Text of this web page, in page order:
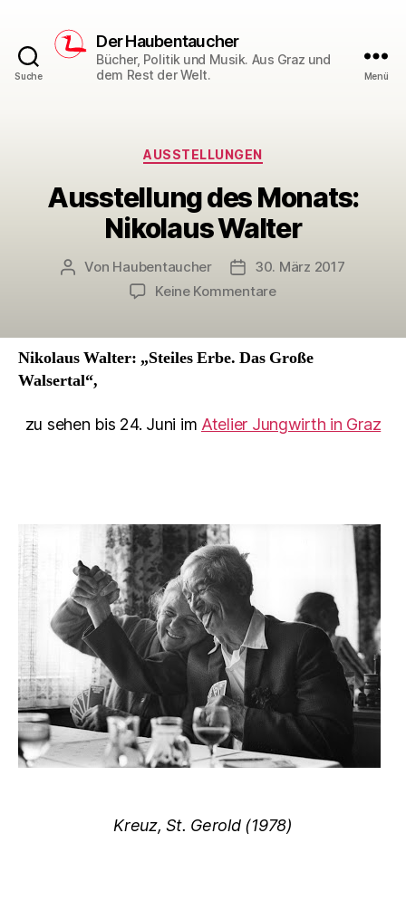
Suche
Der Haubentaucher
Bücher, Politik und Musik. Aus Graz und
dem Rest der Welt.
Menü
Kategorien
AUSSTELLUNGEN
Ausstellung des Monats:
Nikolaus Walter
Beitragsautor
Von Haubentaucher Veröffentlichungsdatum
30. März 2017
Keine Kommentarezu
Monats:
Nikolaus Walter: „Steiles Erbe. Das Große
Walsertal“,
zu sehen bis 24. Juni im Atelier Jungwirth in Graz
Kreuz, St. Gerold (1978)